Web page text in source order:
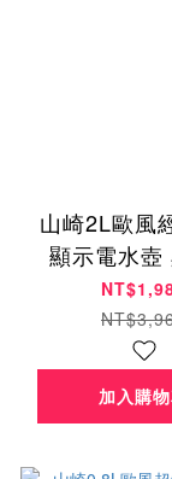
山崎2L歐風
顯示電水壺
加入購